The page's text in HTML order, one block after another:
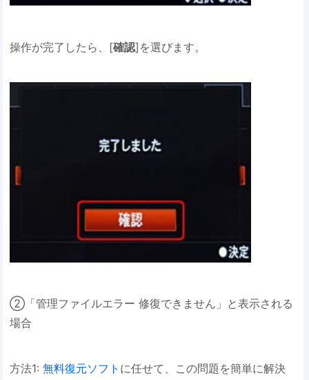
操作が完了したら、[確認]を選びます。
②「管理ファイルエラー 修復できません」と表示される
場合
方法1:無料復元ソフト に任せて、この問題を簡単に解決